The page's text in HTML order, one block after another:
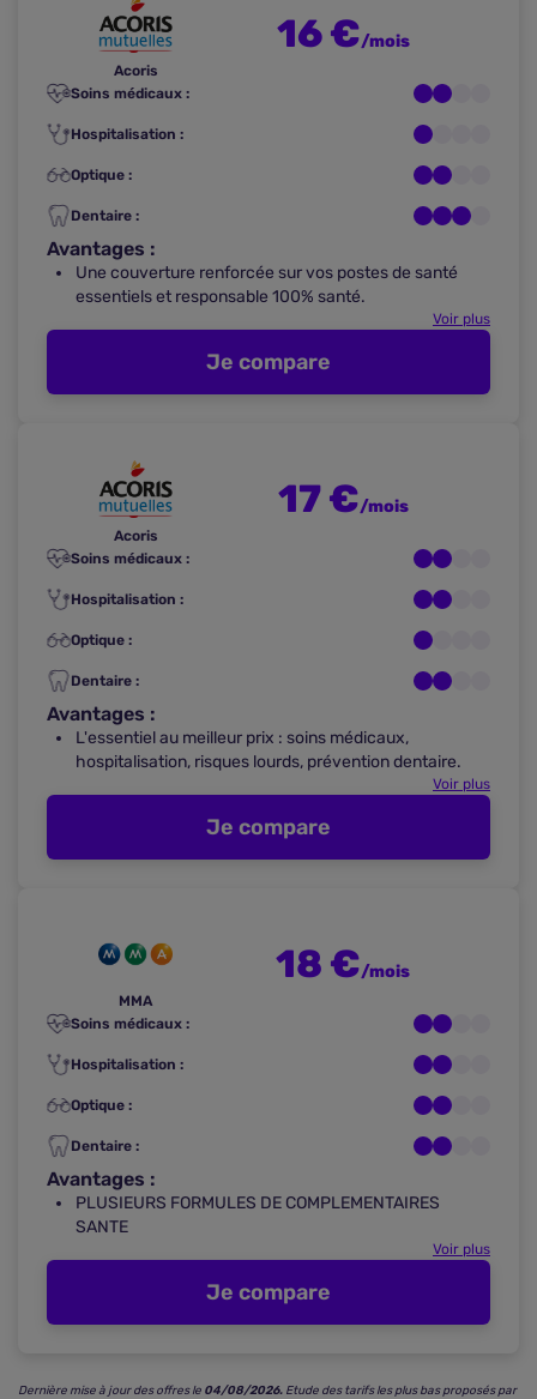
Dernière mise à jour des offres le 04/08/2026. Etude des tarifs les plus bas proposés par
Acoris
16 €/mois
Soins médicaux :
Hospitalisation :
Optique :
Dentaire :
Avantages :
Une couverture renforcée sur vos postes de santé
essentiels et responsable 100% santé.
Voir plus
Je compare
Acoris
17 €/mois
Soins médicaux :
Hospitalisation :
Optique :
Dentaire :
Avantages :
L'essentiel au meilleur prix : soins médicaux,
hospitalisation, risques lourds, prévention dentaire.
Voir plus
Je compare
MMA
18 €/mois
Soins médicaux :
Hospitalisation :
Optique :
Dentaire :
Avantages :
PLUSIEURS FORMULES DE COMPLEMENTAIRES
SANTE
Voir plus
Je compare